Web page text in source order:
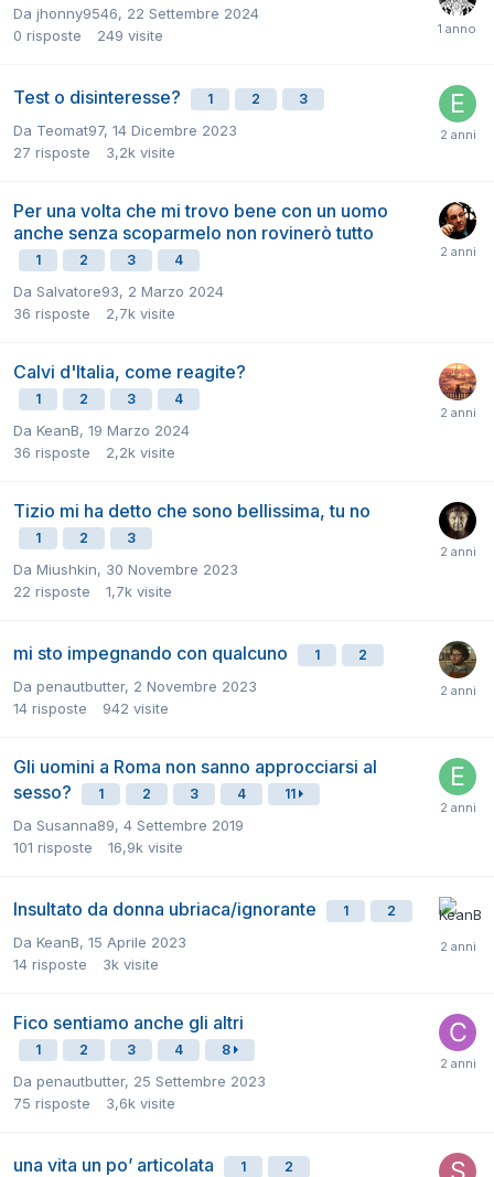
Da jhonny9546, 22 Settembre 2024
0 risposte 249 visite
Test o disinteresse? 1 2 3
Da Teomat97, 14 Dicembre 2023
27 risposte 3,2k visite
Per una volta che mi trovo bene con un uomo
anche senza scoparmelo non rovinerò tutto
1 2 3 4
Da Salvatore93, 2 Marzo 2024
36 risposte 2,7k visite
Calvi d'Italia, come reagite?
1 2 3 4
Da KeanB, 19 Marzo 2024
36 risposte 2,2k visite
Tizio mi ha detto che sono bellissima, tu no
1 2 3
Da Miushkin, 30 Novembre 2023
22 risposte 1,7k visite
mi sto impegnando con qualcuno 1 2
Da penautbutter, 2 Novembre 2023
14 risposte 942 visite
Gli uomini a Roma non sanno approcciarsi al
sesso?
1 2 3 4 11
Da Susanna89, 4 Settembre 2019
101 risposte 16,9k visite
Insultato da donna ubriaca/ignorante 1 2
Da KeanB, 15 Aprile 2023
14 risposte 3k visite
Fico sentiamo anche gli altri
1 2 3 4 8
Da penautbutter, 25 Settembre 2023
75 risposte 3,6k visite
una vita un po’ articolata 1 2